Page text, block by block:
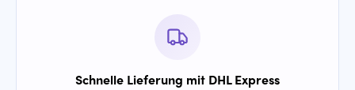
Schnelle Lieferung mit DHL Express